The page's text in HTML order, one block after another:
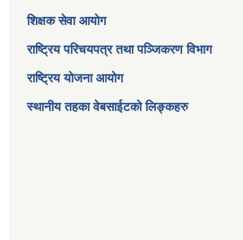
शिक्षक सेवा आयोग
राष्ट्रिय परिचयपत्र तथा पञ्जिकरण विभाग
राष्ट्रिय योजना आयोग
स्थानीय तहका वेबसाईटको लिङ्कहरु